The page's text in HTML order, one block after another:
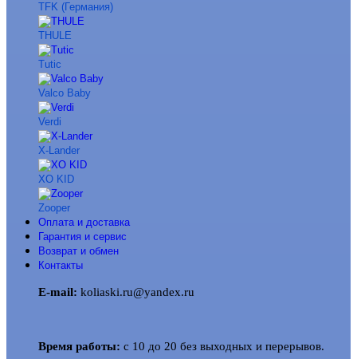
TFK (Германия)
THULE
Tutic
Valco Baby
Verdi
X-Lander
XO KID
Zooper
Оплата и доставка
Гарантия и сервис
Возврат и обмен
Контакты
E-mail: koliaski.ru@yandex.ru
Время работы: с 10 до 20 без выходных и перерывов.